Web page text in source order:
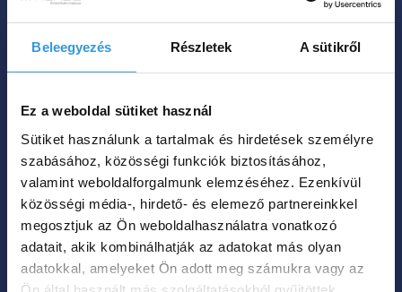
Beleegyezés Részletek A sütikről
Ez a weboldal sütiket használ
Sütiket használunk a tartalmak és hirdetések személyre
szabásához, közösségi funkciók biztosításához,
valamint weboldalforgalmunk elemzéséhez. Ezenkívül
közösségi média-, hirdető- és elemező partnereinkkel
megosztjuk az Ön weboldalhasználatra vonatkozó
adatait, akik kombinálhatják az adatokat más olyan
adatokkal, amelyeket Ön adott meg számukra vagy az
Vanilla szabadon álló
műmárvány kád
845 000 – 915 000
000 Ft
915
000 Ft
Hol tudom megvenni?
termékoldalon
Ennek
terméknek
több